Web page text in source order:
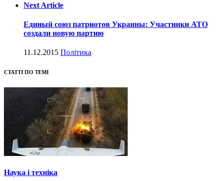
Next Article
Единый союз патриотов Украины: Участники АТО
создали новую партию
11.12.2015 Політика
СТАТТІ ПО ТЕМІ
Наука і техніка